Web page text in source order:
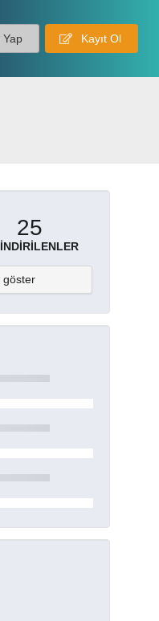
Yap Kayıt Ol
25
İNDIRILENLER
göster